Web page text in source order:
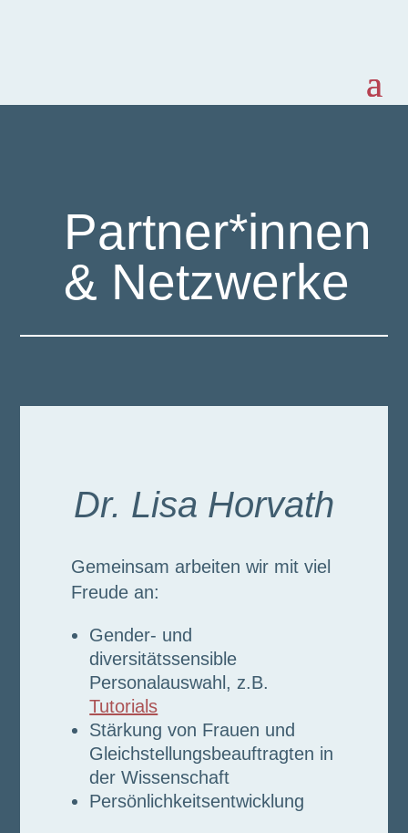
Partner*innen
& Netzwerke
Dr. Lisa Horvath
Gemeinsam arbeiten wir mit viel
Freude an:
Gender- und
diversitätssensible
Personalauswahl, z.B.
Tutorials
Stärkung von Frauen und
Gleichstellungsbeauftragten in
der Wissenschaft
Persönlichkeitsentwicklung